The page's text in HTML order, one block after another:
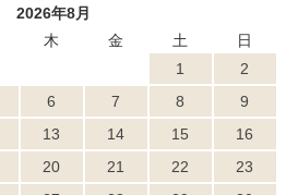
2026年8月
木 金 土
日
1
2
6 7 8
9
13 14 15
16
20 21 22
23